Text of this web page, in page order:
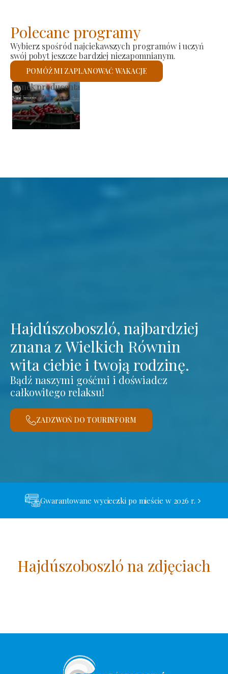
Polecane programy
Wybierz spośród najciekawszych programów i uczyń
swój pobyt jeszcze bardziej niezapomnianym.
POMÓŻ MI ZAPLANOWAĆ WAKACJE
Kościół rzymskokatolicki św.
Sprawdzę
Hajdúszoboszló, najbardziej
znana z Wielkich Równin
wita ciebie i twoją rodzinę.
Bądź naszymi gośćmi i doświadcz
całkowitego relaksu!
ZADZWOŃ DO TOURINFORM
Gwarantowane wycieczki po mieście w 2026 r.
Hajdúszoboszló na zdjęciach